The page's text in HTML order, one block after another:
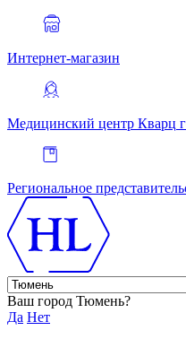
Интернет-магазин
Медицинский центр Кварц
Региональное
Ваш город Тюмень?
Да Нет